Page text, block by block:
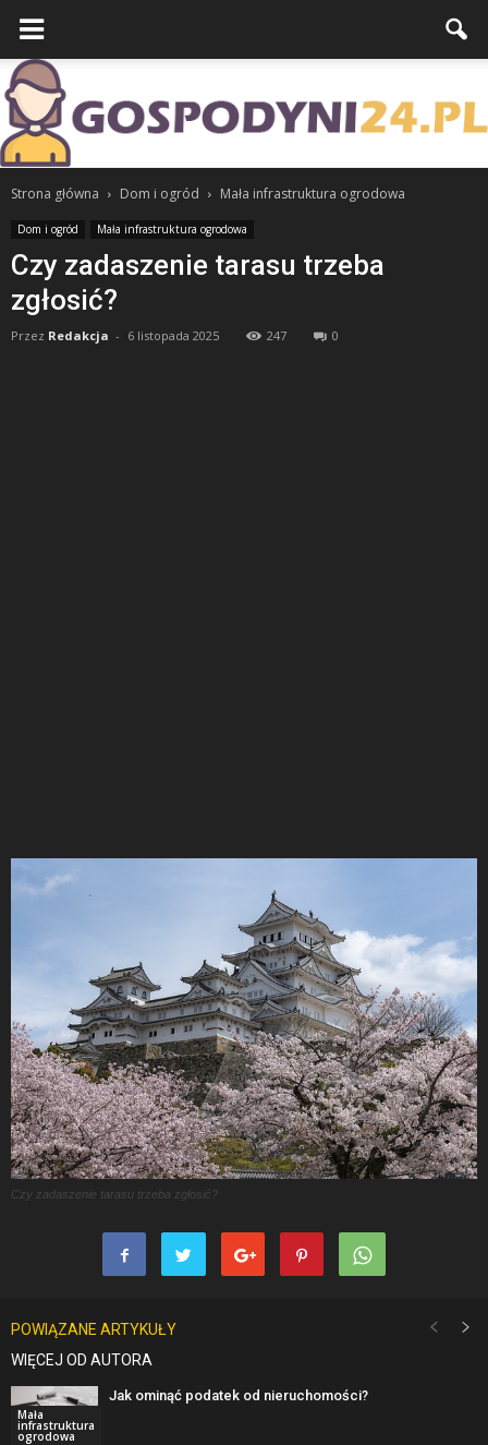
Strona główna Dom i ogród Mała infrastruktura ogrodowa
Dom i ogród Mała infrastruktura ogrodowa
Czy zadaszenie tarasu trzeba
zgłosić?
Przez Redakcja - 6 listopada 2025 247 0
Czy zadaszenie tarasu trzeba zgłosić?
POWIĄZANE ARTYKUŁY
WIĘCEJ OD AUTORA
Mała
infrastruktura
ogrodowa
Jak ominąć podatek od nieruchomości?